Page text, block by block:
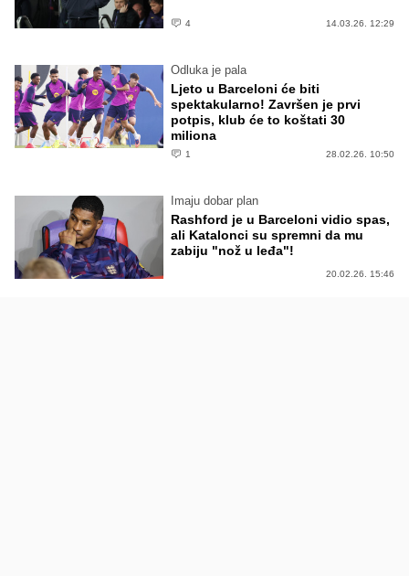
4 14.03.26. 12:29
Odluka je pala
Ljeto u Barceloni će biti
spektakularno! Završen je prvi
potpis, klub će to koštati 30
miliona
1 28.02.26. 10:50
Imaju dobar plan
Rashford je u Barceloni vidio spas,
ali Katalonci su spremni da mu
zabiju "nož u leđa"!
20.02.26. 15:46